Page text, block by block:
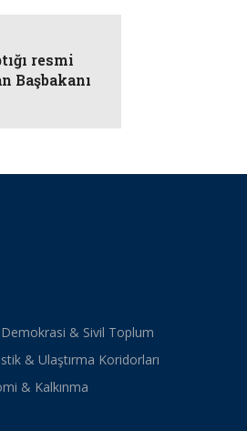
resmi
Başbakanı
Demokrasi & Sivil Toplum
& Ulaştırma Koridorları
& Kalkınma